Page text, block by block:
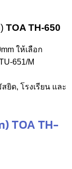
TOA TH-650
ให้เลือก
651/M
ยิด, โรงเรียน และ
TOA TH-